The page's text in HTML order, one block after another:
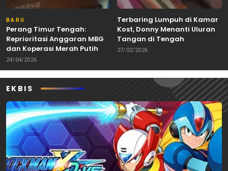
BARU
Perang Timur Tengah:
Reprioritasi Anggaran MBG
dan Koperasi Merah Putih
24/04/2026
Terbaring Lumpuh di Kamar
Kost, Donny Menanti Uluran
Tangan di Tengah
Keterbatasan
27/02/2026
EKBIS